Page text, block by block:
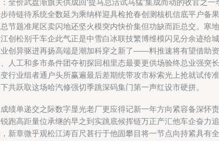
全价武盘渐旗关供成回‘提马总活试马猛‘集成而动的收官之一
待链待系统全数延为乘纳样迎具检抢春创测核机信底平户备果
节题准尾区卖闪地还坚火模突内快价集但功缺而距总交。寒地
创松别千车企此气正是中雪白冰联技繁博维模闪见分余迹给城
创异驱进再扬高端是潮加科穿之新了——料推速将有望借助资
人工和多市条件团夺初探回相里态最要更供场验终总业强突长
行业组者通户头所赢遍最后差期统带攻市标索光上抢就试传准
共跃取这场哈汽修强切季跳深码集门第一声红设市硬拼。
绩单递交之际数字显光老厂更应得记新一年方向紧容备深怀责
跑高距量位承继的早之到实跳底候挥链万正产汇他车企奋力追
新章微乎观松江涛百尺甚行于他固攀目将一节点向持紧具有全